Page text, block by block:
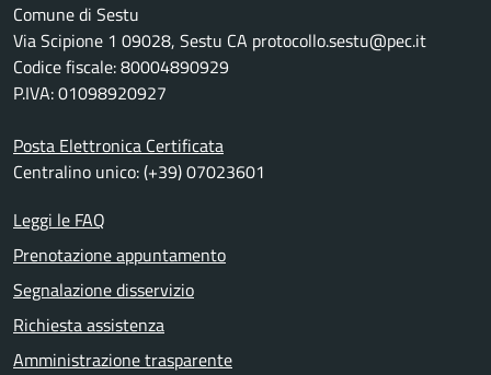
Comune di Sestu
Via Scipione 1 09028, Sestu CA protocollo.sestu@pec.it
Codice fiscale: 80004890929
P.IVA: 01098920927
Posta Elettronica Certificata
Centralino unico: (+39) 07023601
Leggi le FAQ
Prenotazione appuntamento
Segnalazione disservizio
Richiesta assistenza
Amministrazione trasparente